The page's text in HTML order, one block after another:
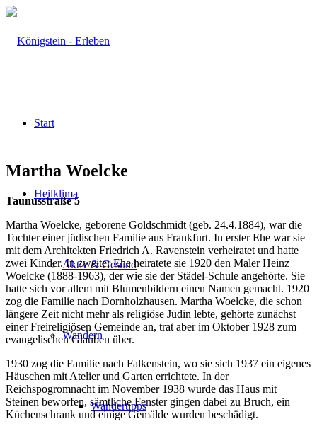
Start
Heilklima
Aktiv & Gesund
Wandern
Wandertipps
Martha Woelcke
Taunusstraße 5
Martha Woelcke, geborene Goldschmidt (geb. 24.4.1884), war die
Tochter einer jüdischen Familie aus Frankfurt. In erster Ehe war sie
mit dem Architekten Friedrich A. Ravenstein verheiratet und hatte
zwei Kinder. In zweiter Ehe heiratete sie 1920 den Maler Heinz
Woelcke (1888-1963), der wie sie der Städel-Schule angehörte. Sie
hatte sich vor allem mit Blumenbildern einen Namen gemacht. 1920
zog die Familie nach Dornholzhausen. Martha Woelcke, die schon
längere Zeit nicht mehr als religiöse Jüdin lebte, gehörte zunächst
einer Freireligiösen Gemeinde an, trat aber im Oktober 1928 zum
evangelischen Glauben über.
1930 zog die Familie nach Falkenstein, wo sie sich 1937 ein eigenes
Häuschen mit Atelier und Garten errichtete. In der
Reichspogromnacht im November 1938 wurde das Haus mit
Steinen beworfen, sämtliche Fenster gingen dabei zu Bruch, ein
Küchenschrank und einige Gemälde wurden beschädigt.